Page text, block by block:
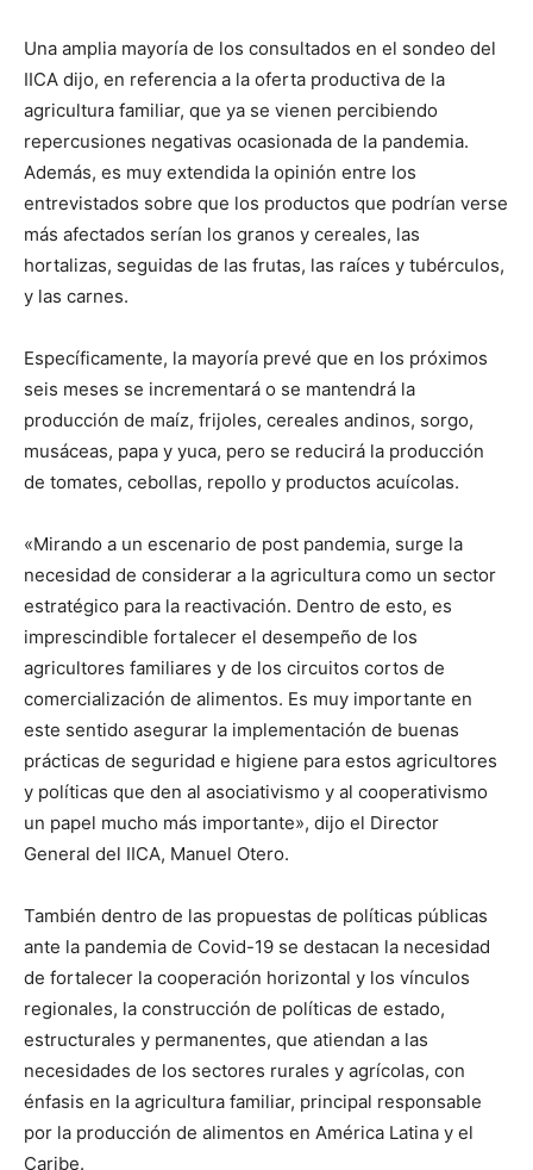
Una amplia mayoría de los consultados en el sondeo del
IICA dijo, en referencia a la oferta productiva de la
agricultura familiar, que ya se vienen percibiendo
repercusiones negativas ocasionada de la pandemia.
Además, es muy extendida la opinión entre los
entrevistados sobre que los productos que podrían verse
más afectados serían los granos y cereales, las
hortalizas, seguidas de las frutas, las raíces y tubérculos,
y las carnes.
Específicamente, la mayoría prevé que en los próximos
seis meses se incrementará o se mantendrá la
producción de maíz, frijoles, cereales andinos, sorgo,
musáceas, papa y yuca, pero se reducirá la producción
de tomates, cebollas, repollo y productos acuícolas.
«Mirando a un escenario de post pandemia, surge la
necesidad de considerar a la agricultura como un sector
estratégico para la reactivación. Dentro de esto, es
imprescindible fortalecer el desempeño de los
agricultores familiares y de los circuitos cortos de
comercialización de alimentos. Es muy importante en
este sentido asegurar la implementación de buenas
prácticas de seguridad e higiene para estos agricultores
y políticas que den al asociativismo y al cooperativismo
un papel mucho más importante», dijo el Director
General del IICA, Manuel Otero.
También dentro de las propuestas de políticas públicas
ante la pandemia de Covid-19 se destacan la necesidad
de fortalecer la cooperación horizontal y los vínculos
regionales, la construcción de políticas de estado,
estructurales y permanentes, que atiendan a las
necesidades de los sectores rurales y agrícolas, con
énfasis en la agricultura familiar, principal responsable
por la producción de alimentos en América Latina y el
Caribe.